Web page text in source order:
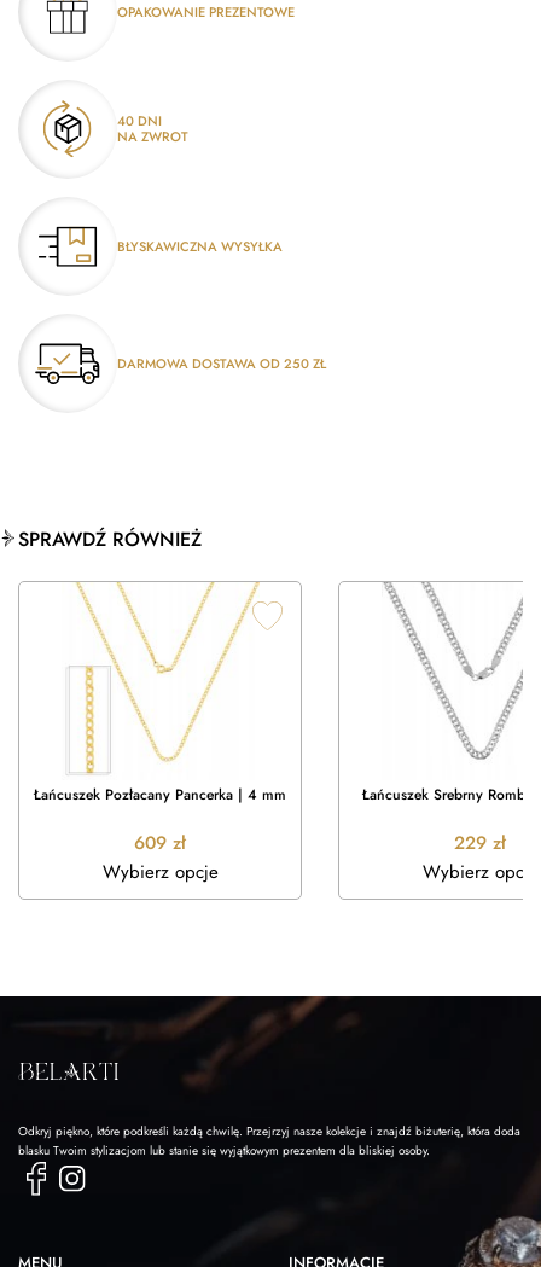
OPAKOWANIE PREZENTOWE
40 DNI
NA ZWROT
BŁYSKAWICZNA WYSYŁKA
DARMOWA DOSTAWA OD 250 ZŁ
SPRAWDŹ RÓWNIEŻ
Łańcuszek Pozłacany Pancerka | 4 mm
609 zł
Wybierz opcje
Łańcuszek Srebrny
229 zł
Wybierz opcje
Odkryj piękno, które podkreśli każdą chwilę. Przejrzyj nasze kolekcje i znajdź biżuterię, która doda
blasku Twoim stylizacjom lub stanie się wyjątkowym prezentem dla bliskiej osoby.